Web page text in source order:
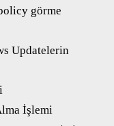
görme
Updatelerin
İşlemi